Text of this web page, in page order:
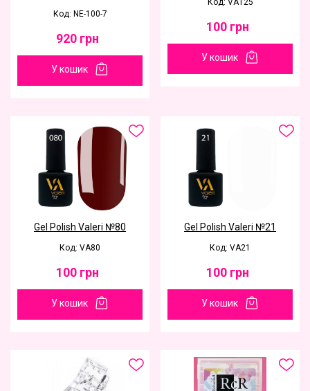
Код: NE-100-7
920 грн
У кошик
Код: VA125
100 грн
У кошик
Gel Polish Valeri №80
Код: VA80
100 грн
У кошик
Gel Polish Valeri №21
Код: VA21
100 грн
У кошик